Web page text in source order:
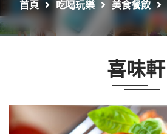
吃喝玩樂
一頁式黃頁
首頁 吃喝玩樂 美食餐飲
喜味軒